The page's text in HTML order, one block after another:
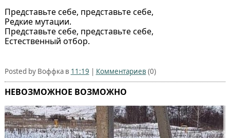
Представьте себе, представьте себе,
Редкие мутации.
Представьте себе, представьте себе,
Естественный отбор.
Posted by Воффка в 11:19 | Комментариев (0)
НЕВОЗМОЖНОЕ ВОЗМОЖНО